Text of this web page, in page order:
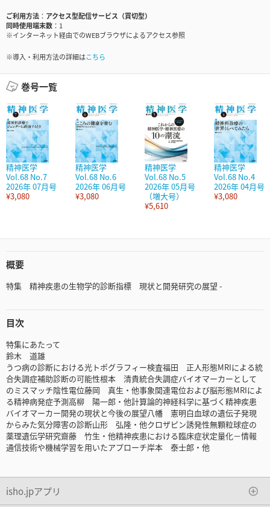
ご利用方法
アクセス型配信サービス（買切型）
同時使用端末数
1
※インターネット経由でのWEBブラウザによるアクセス参照
※導入・利用方法の詳細はこちら
巻号一覧
精神医学
Vol.68 No.7
2026年 07月号
¥3,080
精神医学
Vol.68 No.6
2026年 06月号
¥3,080
精神医学
Vol.68 No.5
2026年 05月号
（増大号）
¥5,610
精神医学
Vol.68 No.4
2026年 04月号
¥3,080
概要
特集 精神疾患の生物学的診断指標 現状と開発研究の展望 -
目次
特集にあたって
鈴木 道雄
うつ病の診断における光トポグラフィー検査福田 正人形態MRIによる統
合失調症補助診断の可能性根本 清貴統合失調症バイオマーカーとして
のミスマッチ陰性電位藤岡 真生・他事象関連電位および脳形態MRIによ
る精神病発症予測高柳 陽一郎・他計算論的神経科学に基づく精神疾患
バイオマーカー開発の現状と今後の展望八幡 憲明白血球の遺伝子発現
からみた気分障害の診断山形 弘隆・他クロザピン誘発性無顆粒球症の
薬理遺伝学研究齋藤 竹生・他精神疾患における臨床症状定量化－情報
通信技術や機械学習を用いたアプローチ岸本 泰士郎・他
isho.jpアプリ